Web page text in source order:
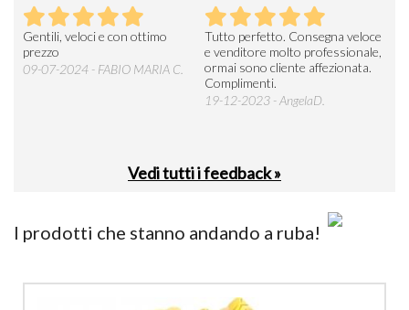
Gentili, veloci e con ottimo
prezzo
09-07-2024 - FABIO MARIA C.
Tutto perfetto. Consegna veloce
e venditore molto professionale,
ormai sono cliente affezionata.
Complimenti.
19-12-2023 - AngelaD.
Vedi tutti i feedback »
I prodotti che stanno andando a ruba!